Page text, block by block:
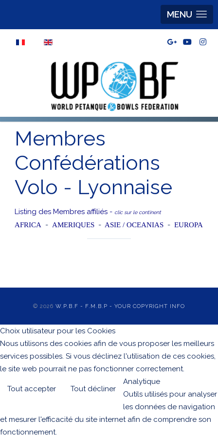
MENU
Membres
Confédérations
Volo - Lyonnaise
Listing des Membres affiliés - clic sur le continent
AFRICA - AMERIQUES - ASIE / OCEANIAS - EUROPA
© 2026 W.P.B.F - F.M.B.P - YOUR COPYRIGHT INFO
Choix utilisateur pour les Cookies
Nous utilisons des cookies afin de vous proposer les meilleurs
services possibles. Si vous déclinez l'utilisation de ces cookies,
le site web pourrait ne pas fonctionner correctement.
Tout accepter Tout décliner
Analytique
Outils utilisés pour analyser
les données de navigation
et mesurer l'efficacité du site internet afin de comprendre son
fonctionnement.